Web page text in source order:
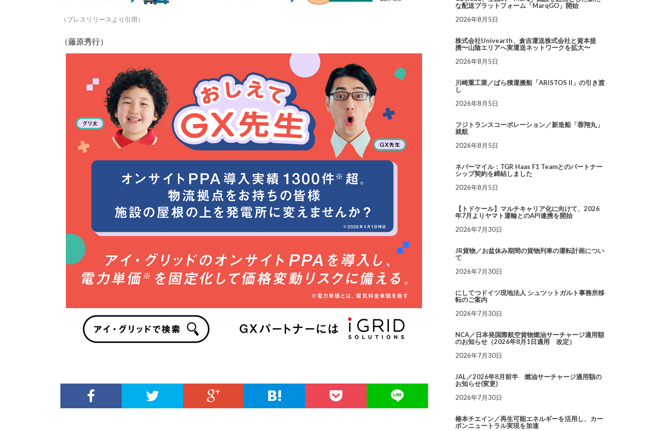
（プレスリリースより引用）
（藤原秀行）
な配送プラットフォーム「MarqGO」開始
2026年8月5日
株式会社Univearth、倉吉運送株式会社と資本提
携〜山陰エリアへ実運送ネットワークを拡大〜
2026年8月5日
川崎重工業／ばら積運搬船「ARISTOS II」の引き渡
し
2026年8月5日
フジトランスコーポレーション／新造船「蓉翔丸」
就航
2026年8月5日
ネバーマイル：TGR Haas F1 Teamとのパートナー
シップ契約を締結しました
2026年8月5日
【トドケール】マルチキャリア化に向けて、2026
年7月よりヤマト運輸とのAPI連携を開始
2026年7月30日
JR貨物／お盆休み期間の貨物列車の運転計画につい
て
2026年7月30日
にしてつドイツ現地法人 シュツットガルト事務所移
転のご案内
2026年7月30日
NCA／日本発国際航空貨物燃油サーチャージ適用額
のお知らせ（2026年8月1日適用 改定）
2026年7月30日
JAL／2026年8月前半 燃油サーチャージ適用額の
お知らせ(変更)
2026年7月30日
椿本チエイン／再生可能エネルギーを活用し、カー
ボンニュートラル実現を加速